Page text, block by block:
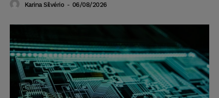
Karina Silvério - 06/08/2026